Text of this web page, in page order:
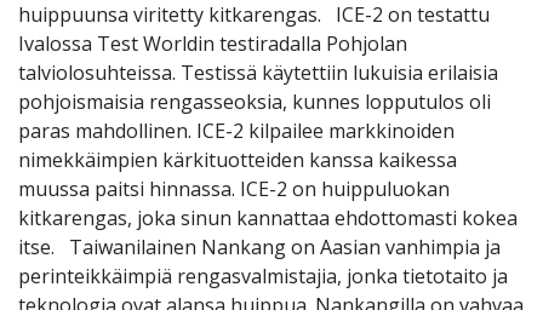
huippuunsa viritetty kitkarengas. ICE-2 on testattu
Ivalossa Test Worldin testiradalla Pohjolan
talviolosuhteissa. Testissä käytettiin lukuisia erilaisia
pohjoismaisia rengasseoksia, kunnes lopputulos oli
paras mahdollinen. ICE-2 kilpailee markkinoiden
nimekkäimpien kärkituotteiden kanssa kaikessa
muussa paitsi hinnassa. ICE-2 on huippuluokan
kitkarengas, joka sinun kannattaa ehdottomasti kokea
itse. Taiwanilainen Nankang on Aasian vanhimpia ja
perinteikkäimpiä rengasvalmistajia, jonka tietotaito ja